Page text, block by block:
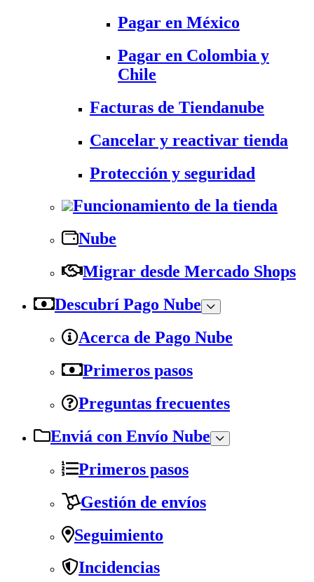
Pagar en México
Pagar en Colombia y
Chile
Facturas de Tiendanube
Cancelar y reactivar tienda
Protección y seguridad
Funcionamiento de la tienda
Nube
Migrar desde Mercado Shops
Descubrí Pago Nube
Acerca de Pago Nube
Primeros pasos
Preguntas frecuentes
Enviá con Envío Nube
Primeros pasos
Gestión de envíos
Seguimiento
Incidencias